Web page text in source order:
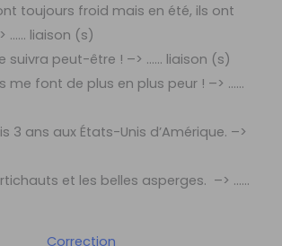
toujours froid mais en été, ils ont
…… liaison (s)
suivra peut-être ! –> …… liaison (s)
me font de plus en plus peur ! –> ……
3 ans aux États-Unis d’Amérique. –>
et les belles asperges. –> ……
Correction